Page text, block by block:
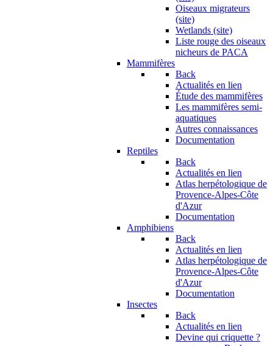
Oiseaux migrateurs
(site)
Wetlands (site)
Liste rouge des oiseaux
nicheurs de PACA
Mammifères
Back
Actualités en lien
Étude des mammifères
Les mammifères semi-
aquatiques
Autres connaissances
Documentation
Reptiles
Back
Actualités en lien
Atlas herpétologique de
Provence-Alpes-Côte
d'Azur
Documentation
Amphibiens
Back
Actualités en lien
Atlas herpétologique de
Provence-Alpes-Côte
d'Azur
Documentation
Insectes
Back
Actualités en lien
Devine qui criquette ?